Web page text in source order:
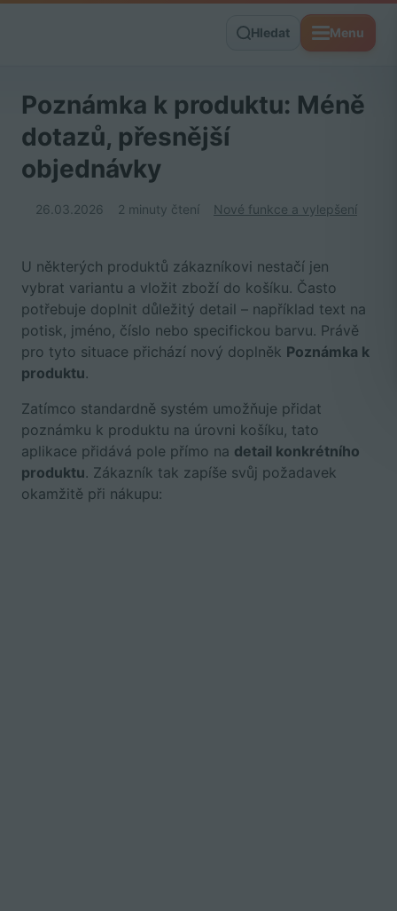
Hledat Menu
Poznámka k produktu: Méně
dotazů, přesnější
objednávky
26.03.2026 2 minuty čtení Nové funkce a vylepšení
U některých produktů zákazníkovi nestačí jen
vybrat variantu a vložit zboží do košíku. Často
potřebuje doplnit důležitý detail – například text na
potisk, jméno, číslo nebo specifickou barvu. Právě
pro tyto situace přichází nový doplněk Poznámka k
produktu.
Zatímco standardně systém umožňuje přidat
poznámku k produktu na úrovni košíku, tato
aplikace přidává pole přímo na detail konkrétního
produktu. Zákazník tak zapíše svůj požadavek
okamžitě při nákupu: